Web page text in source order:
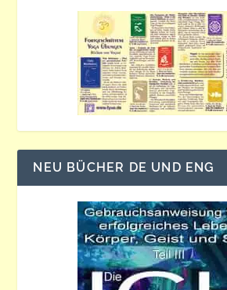
NEU BÜCHER DE UND ENG